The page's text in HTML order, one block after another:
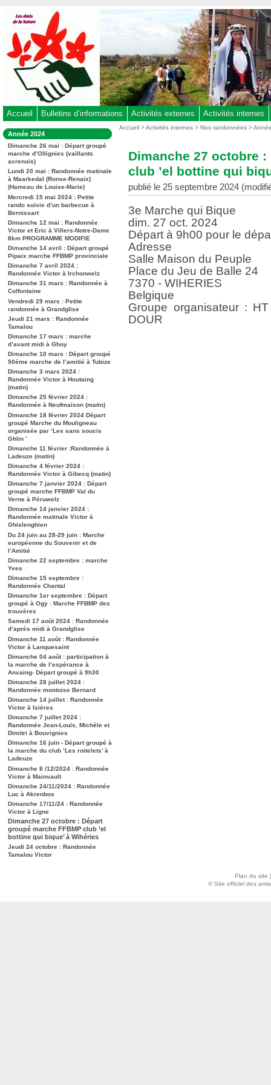
au
contenu
-
Aller
au
menu
-
à
la
recherche
Accueil Bulletins d’informations Activités externes Activités internes
Dans
la
rubrique
:
Année 2024
Dimanche 26 mai : Départ groupé
marche d’Ollignies (vaillants
acrenois)
Lundi 20 mai : Randonnée matinale
à Maarkedal (Ronse-Renaix)
(Hameau de Louise-Marie)
Mercredi 15 mai 2024 : Petite
rando suivie d’un barbecue à
Bernissart
Dimanche 12 mai : Randonnée
Victor et Eric à Villers-Notre-Dame
8km PROGRAMME MODIFIE
Dimanche 14 avril : Départ groupé
Pipaix marche FFBMP provinciale
Dimanche 7 avril 2024 :
Randonnée Victor à Irchonwelz
Dimanche 31 mars : Randonnée à
Colfontaine
Vendredi 29 mars : Petite
randonnée à Grandglise
Jeudi 21 mars : Randonnée
Tamalou
Dimanche 17 mars : marche
d’avant midi à Ghoy
Dimanche 10 mars : Départ groupé
50éme marche de l’amitié à Tubize
Dimanche 3 mars 2024 :
Randonnée Victor à Houtaing
(matin)
Dimanche 25 février 2024 :
Randonnée à Neufmaison (matin)
Dimanche 18 février 2024 Départ
groupé Marche du Mouligneau
organisée par ’Les sans soucis
Ghlin ’
Dimanche 11 février :Randonnée à
Ladeuze (matin)
Dimanche 4 février 2024 :
Randonnée Victor à Gibecq (matin)
Dimanche 7 janvier 2024 : Départ
groupé marche FFBMP Val du
Verne à Péruwelz
Dimanche 14 janvier 2024 :
Randonnée matinale Victor à
Ghislenghien
Du 24 juin au 28-29 juin : Marche
européenne du Souvenir et de
l’Amitié
Dimanche 22 septembre : marche
Yves
Dimanche 15 septembre :
Randonnée Chantal
Dimanche 1er septembre : Départ
groupé à Ogy : Marche FFBMP des
trouvères
Samedi 17 août 2024 : Randonnée
d’après midi à Grandglise
Dimanche 11 août : Randonnée
Victor à Lanquesaint
Dimanche 04 août : participation à
la marche de l’espérance à
Anvaing- Départ groupé à 9h30
Dimanche 28 juillet 2024 :
Randonnée montoise Bernard
Dimanche 14 juillet : Randonnée
Victor à Isières
Dimanche 7 juillet 2024 :
Randonnée Jean-Louis, Michèle et
Dimitri à Bouvignies
Dimanche 16 juin - Départ groupé à
la marche du club ’Les roitelets’ à
Ladeuze
Dimanche 8 /12/2024 : Randonnée
Victor à Mainvault
Dimanche 24/11/2024 : Randonnée
Luc à Akrenbos
Dimanche 17/11/24 : Randonnée
Victor à Ligne
Dimanche 27 octobre : Départ
groupé marche FFBMP club ’el
bottine qui bique’ à Wihéries
Jeudi 24 octobre : Randonnée
Tamalou Victor
Vous
Accueil >Activités internes >Nos randonnées>
Dimanche 27 octobre
club ’el bottine qui
publié le 25 septembre 2024
3e Marche qui Bique
dim. 27 oct. 2024
Départ à 9h00 pour le
Adresse
Salle Maison du Peuple
Place du Jeu de Balle 24
7370 - WIHERIES
Belgique
Groupe organisateur :
DOUR
Plan du site
© Site officiel des